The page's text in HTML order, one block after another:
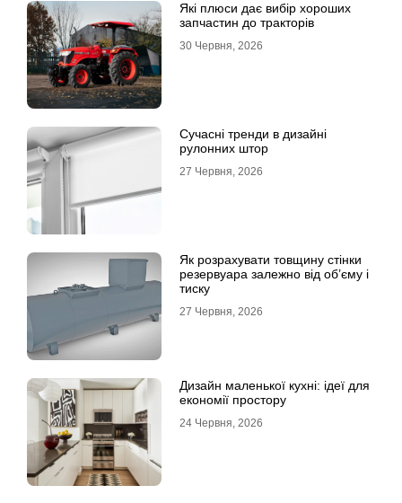
Які плюси дає вибір хороших
запчастин до тракторів
30 Червня, 2026
Сучасні тренди в дизайні
рулонних штор
27 Червня, 2026
Як розрахувати товщину стінки
резервуара залежно від об’єму і
тиску
27 Червня, 2026
Дизайн маленької кухні: ідеї для
економії простору
24 Червня, 2026